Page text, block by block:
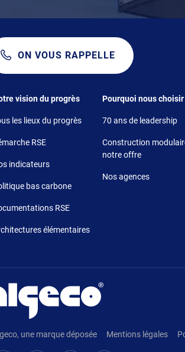
ON VOUS RAPPELLE
1
vision du progrès
les lieux du progrès
RSE
indicateurs
bas carbone
RSE
élémentaires
Footer 2
Pourquoi nous choisir
70 ans de leadership
Construction
notre offre
Nos agences
une marque déposée Mentions légales